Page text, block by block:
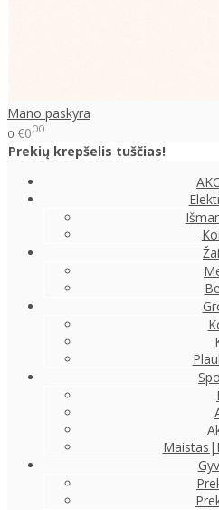
Mano paskyra
0 €000
Prekių krepšelis tuščias!